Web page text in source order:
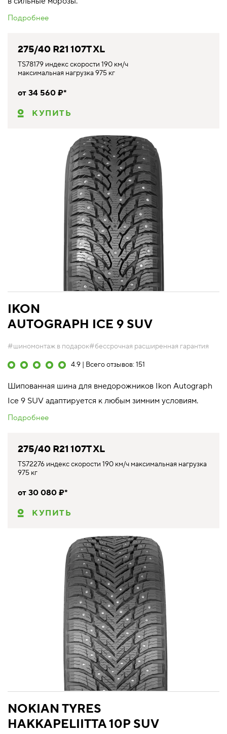
Подробнее
275/40 R21 107T XL
TS78179 индекс скорости 190 км/ч
максимальная нагрузка 975 кг
от 34 560 ₽*
КУПИТЬ
IKON
AUTOGRAPH ICE 9 SUV
#шиномонтаж в подарок#бессрочная расширенная гарантия
4.9 | Всего отзывов: 151
Шипованная шина для внедорожников Ikon Autograph
Ice 9 SUV адаптируется к любым зимним условиям.
Подробнее
275/40 R21 107T XL
TS72276 индекс скорости 190 км/ч максимальная нагрузка
975 кг
от 30 080 ₽*
КУПИТЬ
NOKIAN TYRES
HAKKAPELIITTA 10P SUV